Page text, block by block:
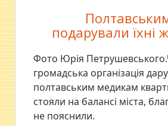
подарували їхні
Фото Юрія
громадська організація
полтавським медикам
стояли на балансі міста,
не пояснили.